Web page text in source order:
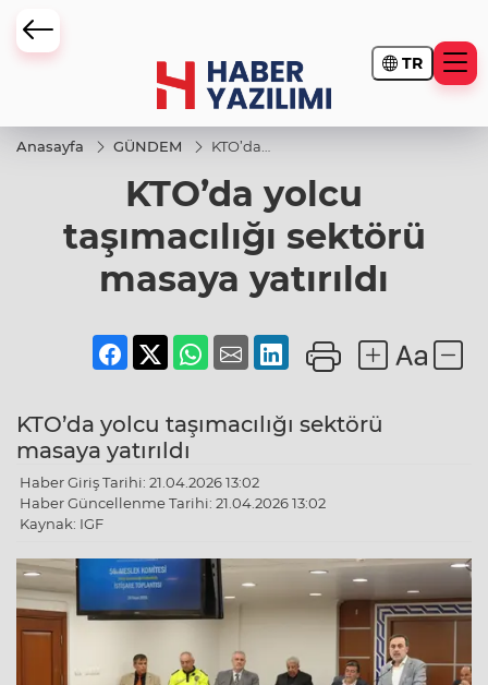
TR
Anasayfa GÜNDEM
KTO’da
taşımacılığı
sektörü
masaya
yatırıldı
KTO’da yolcu
taşımacılığı sektörü
masaya yatırıldı
KTO’da yolcu taşımacılığı sektörü
masaya yatırıldı
Haber Giriş Tarihi: 21.04.2026 13:02
Haber Güncellenme Tarihi: 21.04.2026 13:02
Kaynak: IGF